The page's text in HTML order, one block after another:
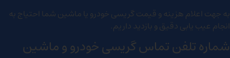
به جهت اعلام هزینه و قیمت گریسی خودرو یا ماشین شما احتیاج به
انجام عیب یابی دقیق و بازدید داریم.
شماره تلفن تماس گریسی خودرو و ماشین